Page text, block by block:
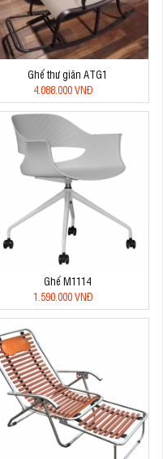
Ghế thư giãn ATG1
4.088.000 VNĐ
Ghế M1114
1.590.000 VNĐ